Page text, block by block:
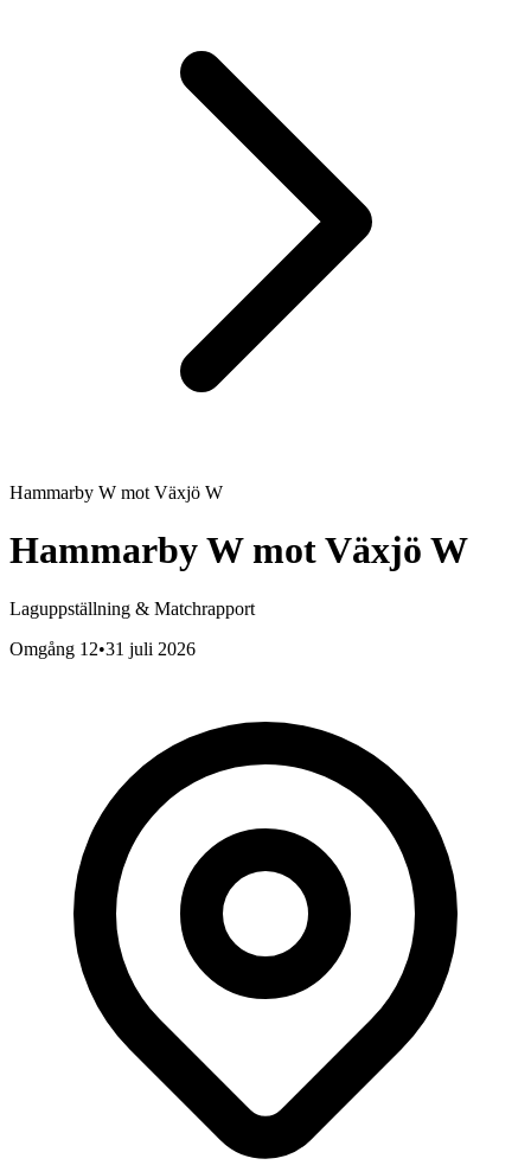
Hammarby W mot Växjö W
Hammarby WmotVäxjö W
Laguppställning & Matchrapport
Omgång 12•31 juli 2026